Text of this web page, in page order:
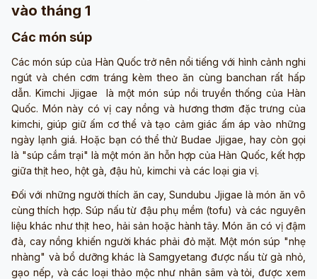
vào tháng 1
Các món súp
Các món súp của Hàn Quốc trở nên nổi tiếng với hình cảnh nghi
ngút và chén cơm tráng kèm theo ăn cùng banchan rất hấp
dẫn. Kimchi Jjigae là một món súp nồi truyền thống của Hàn
Quốc. Món này có vị cay nồng và hương thơm đặc trưng của
kimchi, giúp giữ ấm cơ thể và tạo cảm giác ấm áp vào những
ngày lạnh giá. Hoặc bạn có thể thử Budae Jjigae, hay còn gọi
là "súp cắm trại" là một món ăn hỗn hợp của Hàn Quốc, kết hợp
giữa thịt heo, hột gà, đậu hủ, kimchi và các loại gia vị.
Đối với những người thích ăn cay, Sundubu Jjigae là món ăn vô
cùng thích hợp. Súp nấu từ đậu phụ mềm (tofu) và các nguyên
liệu khác như thịt heo, hải sản hoặc hành tây. Món ăn có vị đậm
đà, cay nồng khiến người khác phải đỏ mặt. Một món súp "nhẹ
nhàng" và bổ dưỡng khác là Samgyetang được nấu từ gà nhỏ,
gạo nếp, và các loại thảo mộc như nhân sâm và tỏi, được xem